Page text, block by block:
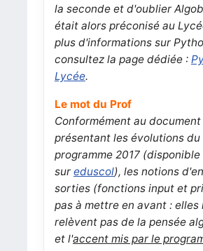
la seconde et d'oublier
était alors préconisé au
plus d'informations sur
consultez la page dédiée :
Lycée.
Le mot du Prof
Conformément au
présentant les évolutions du
programme 2017 (disponible
sur eduscol), les notions
sorties (fonctions input et
pas à mettre en avant : elles
relèvent pas de la pensée
et l'accent mis par le